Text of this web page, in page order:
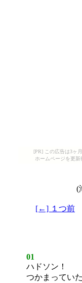
[PR] この広告は3ヶ
ホームページを更
(
[←] １つ前
01
ハドソン！
つかまってい